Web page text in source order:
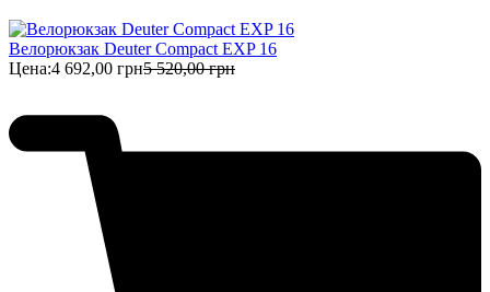
Велорюкзак Deuter Compact EXP 16
Цена:4 692,00 грн5 520,00 грн